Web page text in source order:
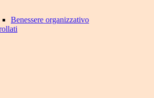
Benessere organizzativo